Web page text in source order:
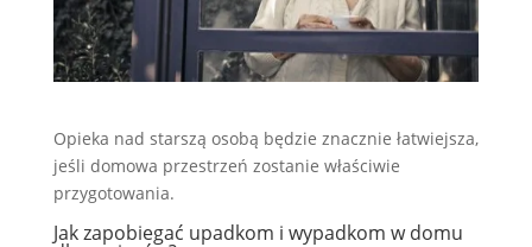
Opieka nad starszą osobą będzie znacznie łatwiejsza,
jeśli domowa przestrzeń zostanie właściwie
przygotowania.
Jak zapobiegać upadkom i wypadkom w domu